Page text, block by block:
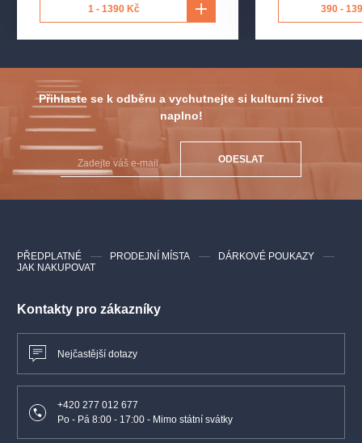
1 - 1390 Kč 390 -
Přihlaste se k odběru a vychutnejte si kulturní život
naplno!
ODESLAT
Kontakty pro zákazníky
Nejčastější dotazy
+420 277 012 677
Po - Pá 8:00 - 17:00 - Mimo státní svátky
PŘEDPLATNÉ PRODEJNÍ MÍSTA
DÁRKOVÉ POUKAZY
JAK NAKUPOVAT